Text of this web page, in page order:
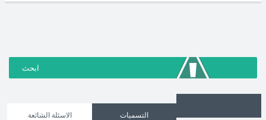
الاسئلة الشائعة التسميات